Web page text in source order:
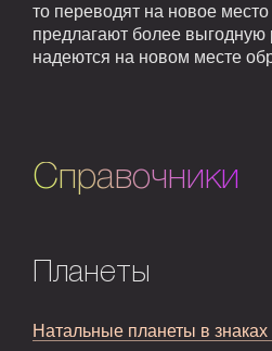
то переводят на новое
предлагают более выгодную
надеются на новом месте
Справочники
Планеты
Натальные планеты в знаках